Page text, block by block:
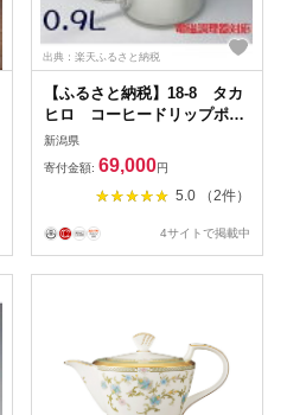
出典：楽天ふるさと納税
【ふるさと納税】18-8 タカ
ヒロ コーヒードリップポッ
ト 0.9L(電磁調理器対応）
新潟県
寄付金額: 69,000円
5.0 （2件）
4サイトで掲載中